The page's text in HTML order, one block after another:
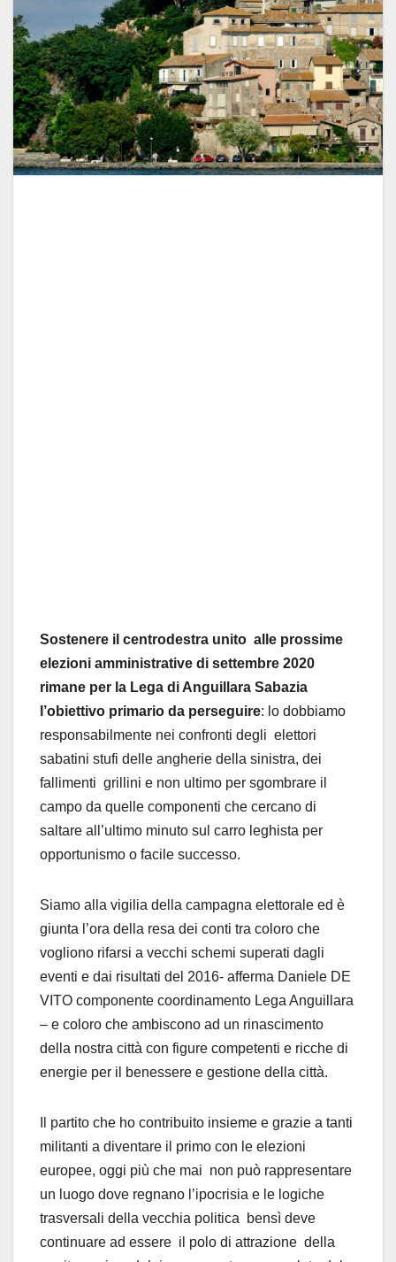
Sostenere il centrodestra unito alle prossime
elezioni amministrative di settembre 2020
rimane per la Lega di Anguillara Sabazia
l’obiettivo primario da perseguire: lo dobbiamo
responsabilmente nei confronti degli elettori
sabatini stufi delle angherie della sinistra, dei
fallimenti grillini e non ultimo per sgombrare il
campo da quelle componenti che cercano di
saltare all’ultimo minuto sul carro leghista per
opportunismo o facile successo.
Siamo alla vigilia della campagna elettorale ed è
giunta l’ora della resa dei conti tra coloro che
vogliono rifarsi a vecchi schemi superati dagli
eventi e dai risultati del 2016- afferma Daniele DE
VITO componente coordinamento Lega Anguillara
– e coloro che ambiscono ad un rinascimento
della nostra città con figure competenti e ricche di
energie per il benessere e gestione della città.
Il partito che ho contribuito insieme e grazie a tanti
militanti a diventare il primo con le elezioni
europee, oggi più che mai non può rappresentare
un luogo dove regnano l’ipocrisia e le logiche
trasversali della vecchia politica bensì deve
continuare ad essere il polo di attrazione della